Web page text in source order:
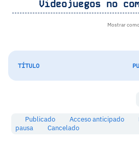
Videojuegos no
Mostrar como
TÍTULO
Publicado Acceso anticipado
pausa
Cancelado